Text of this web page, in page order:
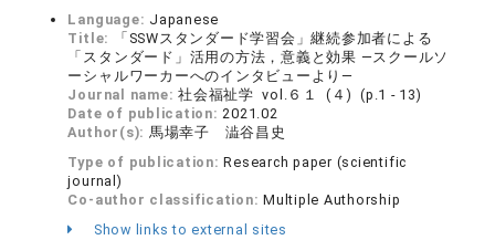
Language: Japanese
Title:
「SSWスタンダード学習会」継続参加者による
「スタンダード」活用の方法，意義と効果 ―スクールソ
ーシャルワーカーへのインタビューより―
Journal name:社会福祉学 vol.６１ (４) (p.1 - 13)
Date of publication:2021.02
Author(s): 馬場幸子 澁谷昌史
Type of publication:Research paper (scientific
journal)
Co-author classification:Multiple Authorship
Show links to external sites